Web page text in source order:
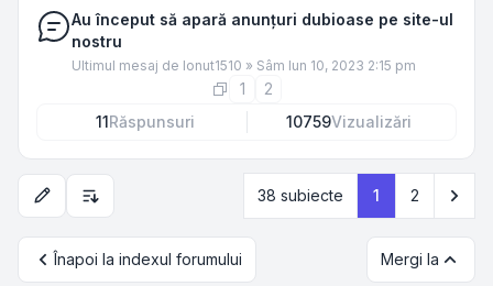
Au început să apară anunțuri dubioase pe site-ul
nostru
Ultimul mesaj de Ionut1510 » Sâm Iun 10, 2023 2:15 pm
1
2
11Răspunsuri 10759Vizualizări
Opțiuni de sortare și afișare38 subiecte 1 2
Înapoi la indexul forumului Mergi la